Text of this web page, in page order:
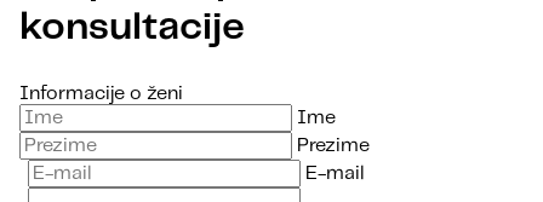
konsultacije
Informacije o ženi
Ime
Prezime
E-mail